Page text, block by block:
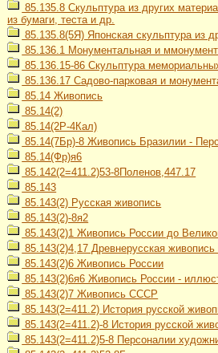
85.135.8 Скульптура из других
из бумаги, теста и др.
85.135.8(5Я) Японская скульптура из
85.136.1 Монументальная и
85.136.15-86 Скульптура
85.136.17 Садово-парковая и
85.14 Живопись
85.14(2)
85.14(2Р-4Кал)
85.14(7Бр)-8 Живопись Бразилии -
85.14(Фр)я6
85.142(2=411.2)53-8Поленов,447.17
85.143
85.143(2) Русская живопись
85.143(2)-8я2
85.143(2)1 Живопись России до
85.143(2)4,17 Древнерусская
85.143(2)6 Живопись России
85.143(2)6я6 Живопись России -
85.143(2)7 Живопись СССР
85.143(2=411.2) История русской
85.143(2=411.2)-8 История русской
85.143(2=411.2)5-8 Персоналии